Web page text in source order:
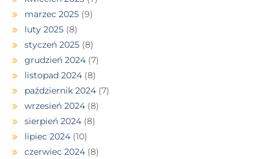
marzec 2025 (9)
luty 2025 (8)
styczeń 2025 (8)
grudzień 2024 (7)
listopad 2024 (8)
październik 2024 (7)
wrzesień 2024 (8)
sierpień 2024 (8)
lipiec 2024 (10)
czerwiec 2024 (8)